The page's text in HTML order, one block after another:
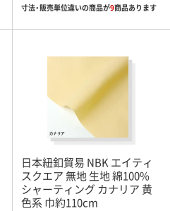
寸法・販売単位違いの商品が9商品あります
日本紐釦貿易 NBK エイティ
スクエア 無地 生地 綿100%
シャーティング カナリア 黄
色系 巾約110cm